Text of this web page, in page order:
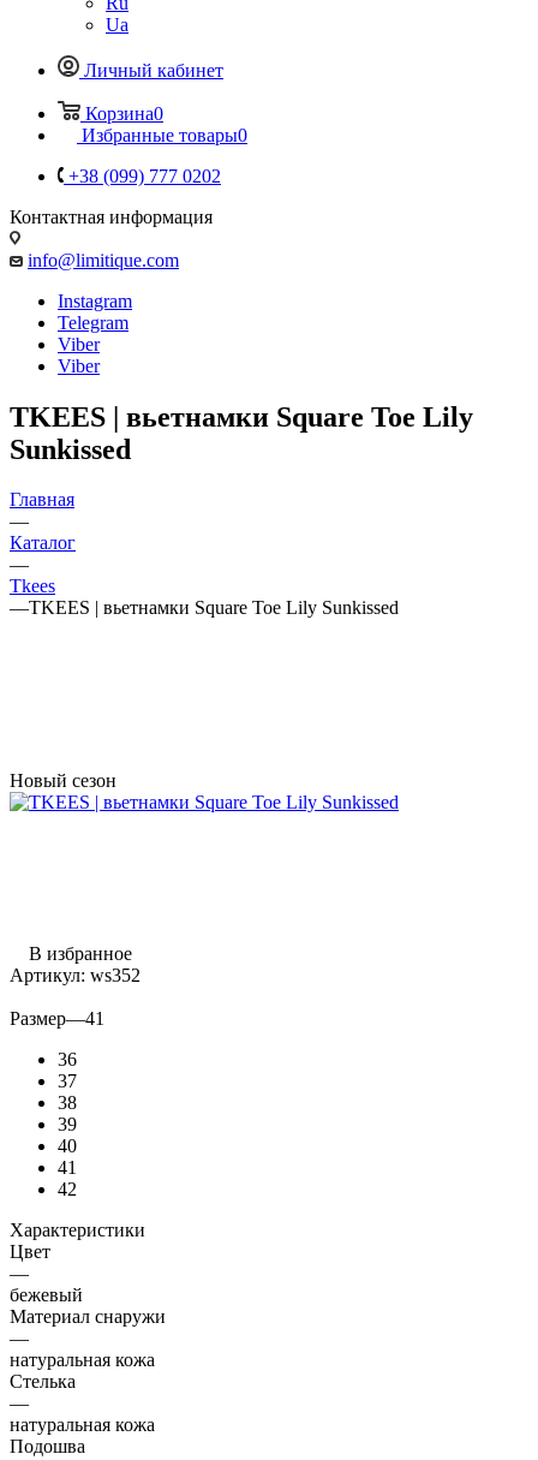
Ua
Личный кабинет
Корзина0
Избранные товары0
+38 (099) 777 0202
Контактная информация
info@limitique.com
Instagram
Telegram
Viber
Viber
TKEES | вьетнамки Square Toe Lily
Sunkissed
Главная
—
Каталог
—
Tkees
—TKEES | вьетнамки Square Toe Lily Sunkissed
Новый сезон
В избранное
Артикул: ws352
Размер—41
36
37
38
39
40
41
42
Характеристики
Цвет
—
бежевый
Материал снаружи
—
натуральная кожа
Стелька
—
натуральная кожа
Подошва